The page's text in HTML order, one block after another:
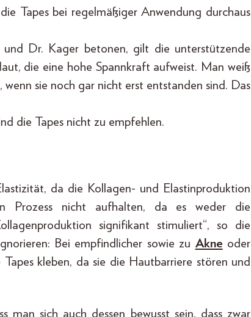
Tapes bei regelmäßiger Anwendung durchaus
Dr. Kager betonen, gilt die unterstützende
die eine hohe Spannkraft aufweist. Man weiß
sie noch gar nicht erst entstanden sind. Das
die Tapes nicht zu empfehlen.
da die Kollagen- und Elastinproduktion
Prozess nicht aufhalten, da es weder die
signifikant stimuliert“, so die
Bei empfindlicher sowie zu Akne oder
kleben, da sie die Hautbarriere stören und
man sich auch dessen bewusst sein, dass zwar